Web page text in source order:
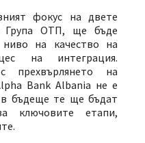
фокус на двете
Група ОТП, ще бъде
на качество на
на интеграция.
прехвърлянето на
Bank Albania не е
бъдеще те ще бъдат
ключовите етапи,